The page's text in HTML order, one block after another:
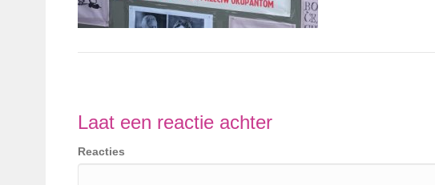
Laat een reactie achter
Reacties